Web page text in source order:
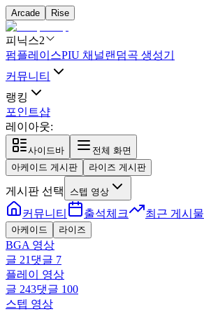
Arcade Rise
피닉스2
펌플레이스PIU 채널랜덤곡 생성기
커뮤니티
랭킹
포인트샵
레이아웃:
사이드바
전체 화면
아케이드 게시판
라이즈 게시판
게시판 선택 스텝 영상
커뮤니티 출석체크 최근 게시물
아케이드 라이즈
BGA 영상
글 21 댓글 7
플레이 영상
글 243댓글 100
스텝 영상